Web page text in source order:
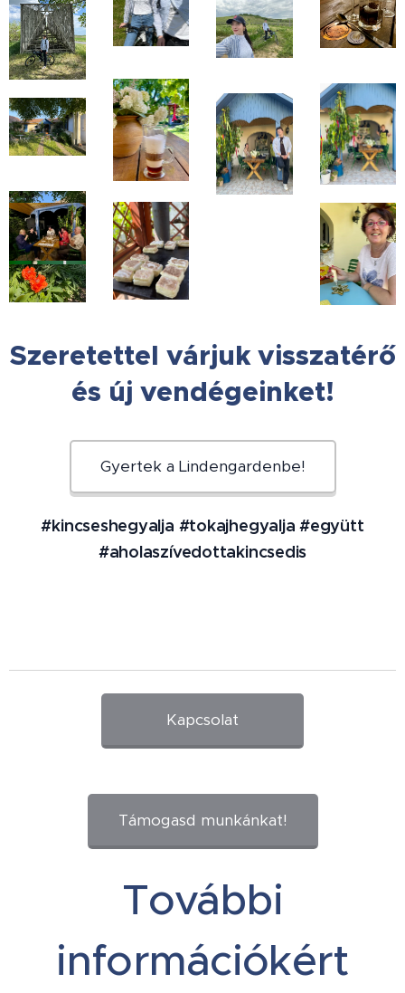
Szeretettel várjuk visszatérő
és új vendégeinket!
Gyertek a Lindengardenbe!
#kincseshegyalja #tokajhegyalja #együtt
#aholaszívedottakincsedis
Kapcsolat
Támogasd munkánkat!
További
információkért